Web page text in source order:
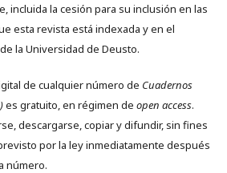
incluida la cesión para su inclusión en las
esta revista está indexada y en el
la Universidad de Deusto.
de cualquier número de Cuadernos
es gratuito, en régimen de open access.
descargarse, copiar y difundir, sin fines
por la ley inmediatamente después
número.